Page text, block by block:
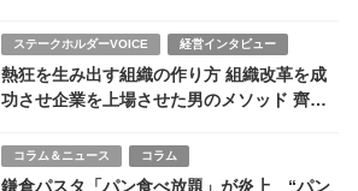
ステークホルダーVOICE 経営インタビュー
熱狂を生み出す組織の作り方 組織改革を成
功させ企業を上場させた男のメソッド 齊藤
コラム＆ニュース コラム
鎌倉パスタ「パン食べ放題」が炎上 “パン